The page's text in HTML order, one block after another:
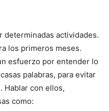
determinadas actividades.
los primeros meses.
esfuerzo por entender lo
palabras, para evitar
Hablar con ellos,
como: